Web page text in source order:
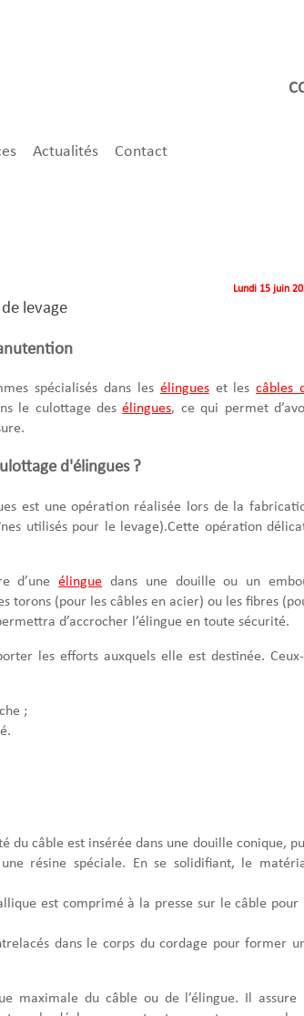
Actualités Contact
Lundi 15 juin
levage
spécialisés dans les élingueset lescâbles
le culottage desélingues, ce qui permet
d'élingues ?
est une opération réalisée lors de la
utilisés pour le levage).Cette opération
d’uneélingue dans une douille ou un
torons (pour les câbles en acier) ou les fibres
d’accrocher l’élingue en toute sécurité.
les efforts auxquels elle est destinée.
;
du câble est insérée dans une douille conique,
résine spéciale. En se solidifiant, le
est comprimé à la presse sur le câble pour
dans le corps du cordage pour former
maximale du câble ou de l’élingue. Il assure